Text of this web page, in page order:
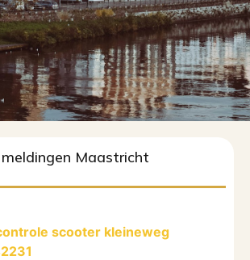
Maastricht
scooter kleineweg